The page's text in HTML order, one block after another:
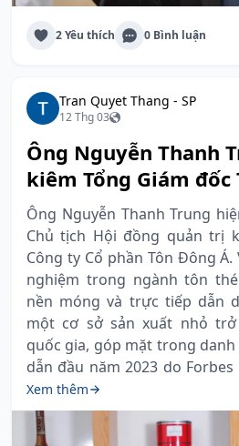
2 Yêu thích 0 Bình luận
Tran Quyet Thang - SP
12 Thg 03
Ông Nguyễn Thanh
kiêm Tổng Giám đốc
Ông Nguyễn Thanh Trung
Chủ tịch Hội đồng quản trị
Công ty Cổ phần Tôn Đông
nghiệm trong ngành tôn
nền móng và trực tiếp dẫn
một cơ sở sản xuất nhỏ
quốc gia, góp mặt trong
dẫn đầu năm 2023 do
Xem thêm